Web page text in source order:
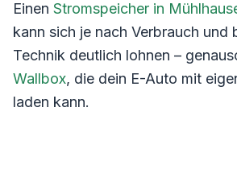
Einen Stromspeicher in
kann sich je nach Verbrauch und
Technik deutlich lohnen –
Wallbox, die dein E-Auto mit
laden kann.